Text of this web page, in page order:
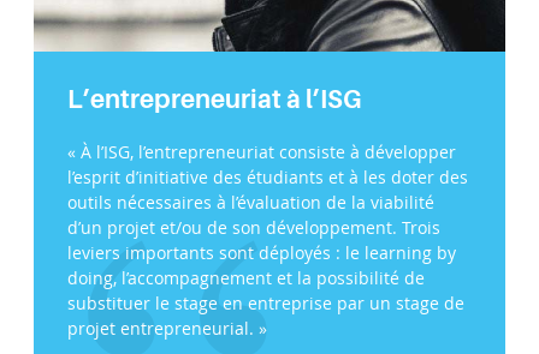
L’entrepreneuriat à l’ISG
« À l’ISG, l’entrepreneuriat consiste à développer
l’esprit d’initiative des étudiants et à les doter des
outils nécessaires à l’évaluation de la viabilité
d’un projet et/ou de son développement. Trois
leviers importants sont déployés : le learning by
doing, l’accompagnement et la possibilité de
substituer le stage en entreprise par un stage de
projet entrepreneurial. »